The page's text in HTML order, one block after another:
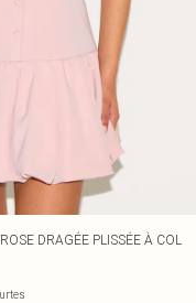
DRAGÉE PLISSÉE À COL